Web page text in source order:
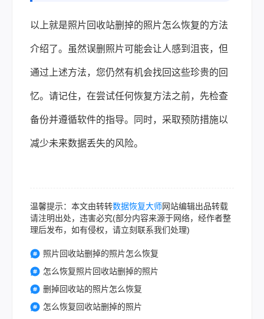
以上就是照片回收站删掉的照片怎么恢复的方法
介绍了。虽然误删照片可能会让人感到沮丧，但
通过上述方法，您仍然有机会找回这些珍贵的回
忆。请记住，在尝试任何恢复方法之前，先检查
备份并遵循软件的指导。同时，采取预防措施以
减少未来数据丢失的风险。
温馨提示：本文由转转数据恢复大师网站编辑出品转载
请注明出处，违害必究(部分内容来源于网络，经作者整
理后发布，如有侵权，请立刻联系我们处理)
照片回收站删掉的照片怎么恢复
怎么恢复照片回收站删掉的照片
删掉回收站的照片怎么恢复
怎么恢复回收站删掉的照片